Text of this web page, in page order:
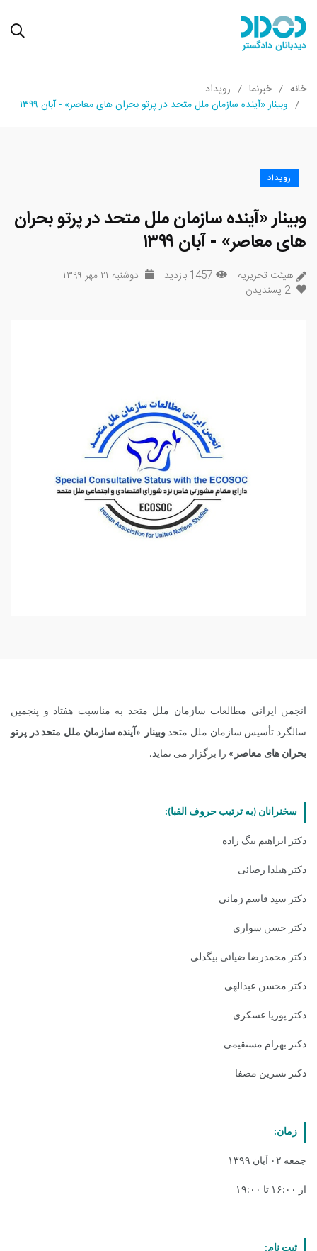
خانه خبرنما
رویداد
وبینار «آینده سازمان ملل متحد در پرتو بحران های معاصر» - آبان ۱۳۹۹
رویداد
وبینار «آینده سازمان ملل متحد در پرتو بحران
های معاصر» - آبان ۱۳۹۹
هیئت تحریریه 1457 بازدید
دوشنبه ۲۱ مهر ۱۳۹۹
2 پسندیدن
انجمن ایرانی مطالعات سازمان ملل متحد به مناسبت هفتاد و پنجمین
سالگرد تأسیس سازمان ملل متحدوبینار «آینده سازمان ملل متحد در پرتو
بحران های معاصر» را برگزار می نماید.
سخنرانان (به ترتیب حروف الفبا):
دکتر ابراهیم بیگ زاده
دکتر هیلدا رضائی
دکتر سید قاسم زمانی
دکتر حسن سواری
دکتر محمدرضا ضیائی بیگدلی
دکتر محسن عبدالهی
دکتر پوریا عسکری
دکتر بهرام مستقیمی
دکتر نسرین مصفا
زمان:
جمعه ۰۲ آبان ۱۳۹۹
از ۱۶:۰۰ تا ۱۹:۰۰
ثبت نام: